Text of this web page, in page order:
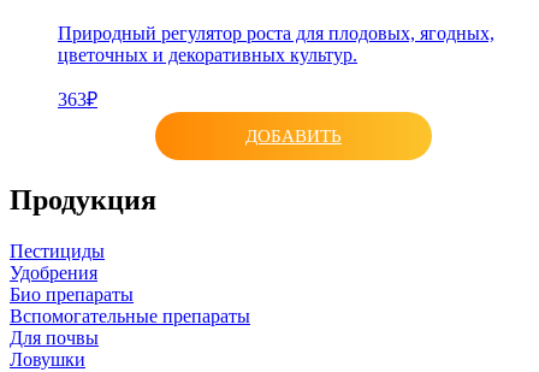
Природный регулятор роста для плодовых, ягодных,
цветочных и декоративных культур.
363₽
ДОБАВИТЬ
Продукция
Пестициды
Удобрения
Био препараты
Вспомогательные препараты
Для почвы
Ловушки